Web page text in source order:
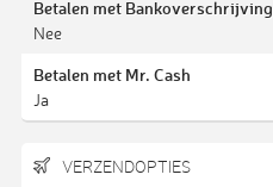
Betalen met Bankoverschrijving
Nee
Betalen met Mr. Cash
Ja
VERZENDOPTIES